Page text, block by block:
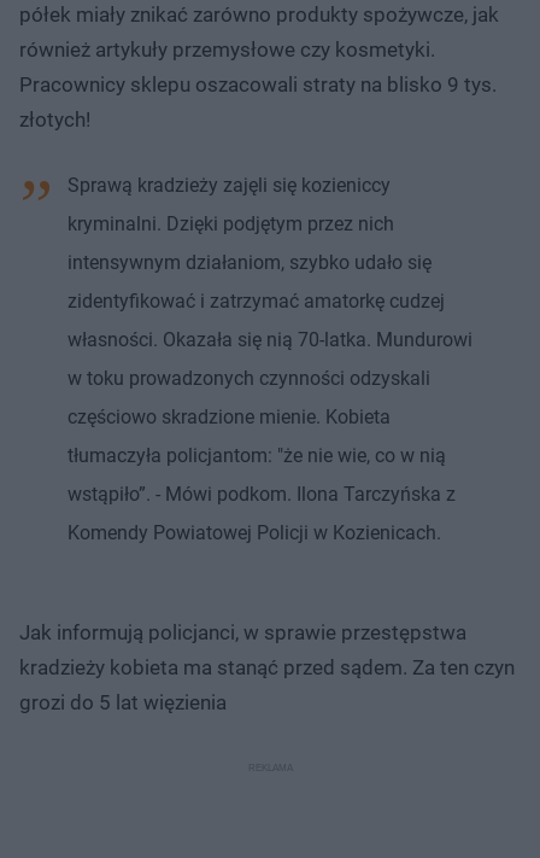
półek miały znikać zarówno produkty spożywcze, jak
również artykuły przemysłowe czy kosmetyki.
Pracownicy sklepu oszacowali straty na blisko 9 tys.
złotych!
Sprawą kradzieży zajęli się kozieniccy
kryminalni. Dzięki podjętym przez nich
intensywnym działaniom, szybko udało się
zidentyfikować i zatrzymać amatorkę cudzej
własności. Okazała się nią 70-latka. Mundurowi
w toku prowadzonych czynności odzyskali
częściowo skradzione mienie. Kobieta
tłumaczyła policjantom: "że nie wie, co w nią
wstąpiło”. - Mówi podkom. Ilona Tarczyńska z
Komendy Powiatowej Policji w Kozienicach.
Jak informują policjanci, w sprawie przestępstwa
kradzieży kobieta ma stanąć przed sądem. Za ten czyn
grozi do 5 lat więzienia